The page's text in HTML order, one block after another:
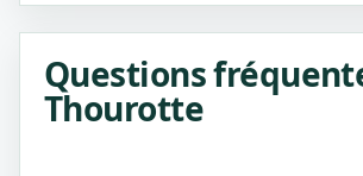
Questions
Thourotte